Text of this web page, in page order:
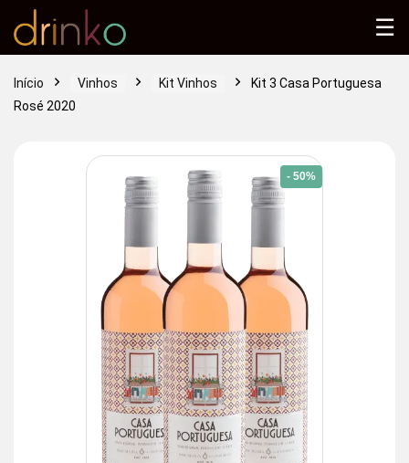
Início Vinhos Kit Vinhos
Kit 3 Casa Portuguesa
Rosé 2020
- 50%
☰